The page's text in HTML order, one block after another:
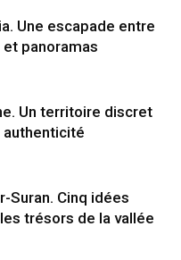
Une escapade entre
panoramas
Un territoire discret
authenticité
Suran. Cinq idées
trésors de la vallée